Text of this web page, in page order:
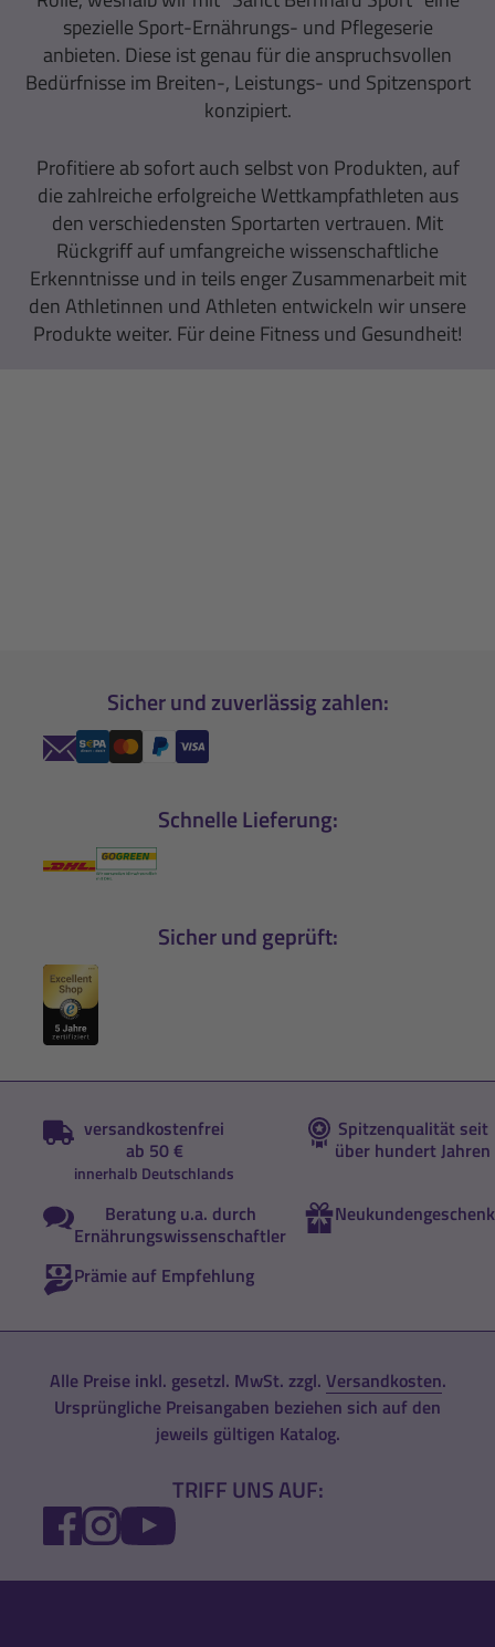
spezielle Sport-Ernährungs- und Pflegeserie
anbieten. Diese ist genau für die anspruchsvollen
Bedürfnisse im Breiten-, Leistungs- und Spitzensport
konzipiert.
Profitiere ab sofort auch selbst von Produkten, auf
die zahlreiche erfolgreiche Wettkampfathleten aus
den verschiedensten Sportarten vertrauen. Mit
Rückgriff auf umfangreiche wissenschaftliche
Erkenntnisse und in teils enger Zusammenarbeit mit
den Athletinnen und Athleten entwickeln wir unsere
Produkte weiter. Für deine Fitness und Gesundheit!
Sicher und zuverlässig zahlen:
Schnelle Lieferung:
Sicher und geprüft:
versandkostenfrei
ab 50 €
innerhalb Deutschlands
Spitzenqualität seit
über hundert Jahren
Beratung u.a. durch
Ernährungswissenschaftler
Neukundengeschenk
Prämie auf Empfehlung
Alle Preise inkl. gesetzl. MwSt. zzgl. Versandkosten.
Ursprüngliche Preisangaben beziehen sich auf den
jeweils gültigen Katalog.
TRIFF UNS AUF:
FACEBOOK
INSTAGRAM
YOUTUBE